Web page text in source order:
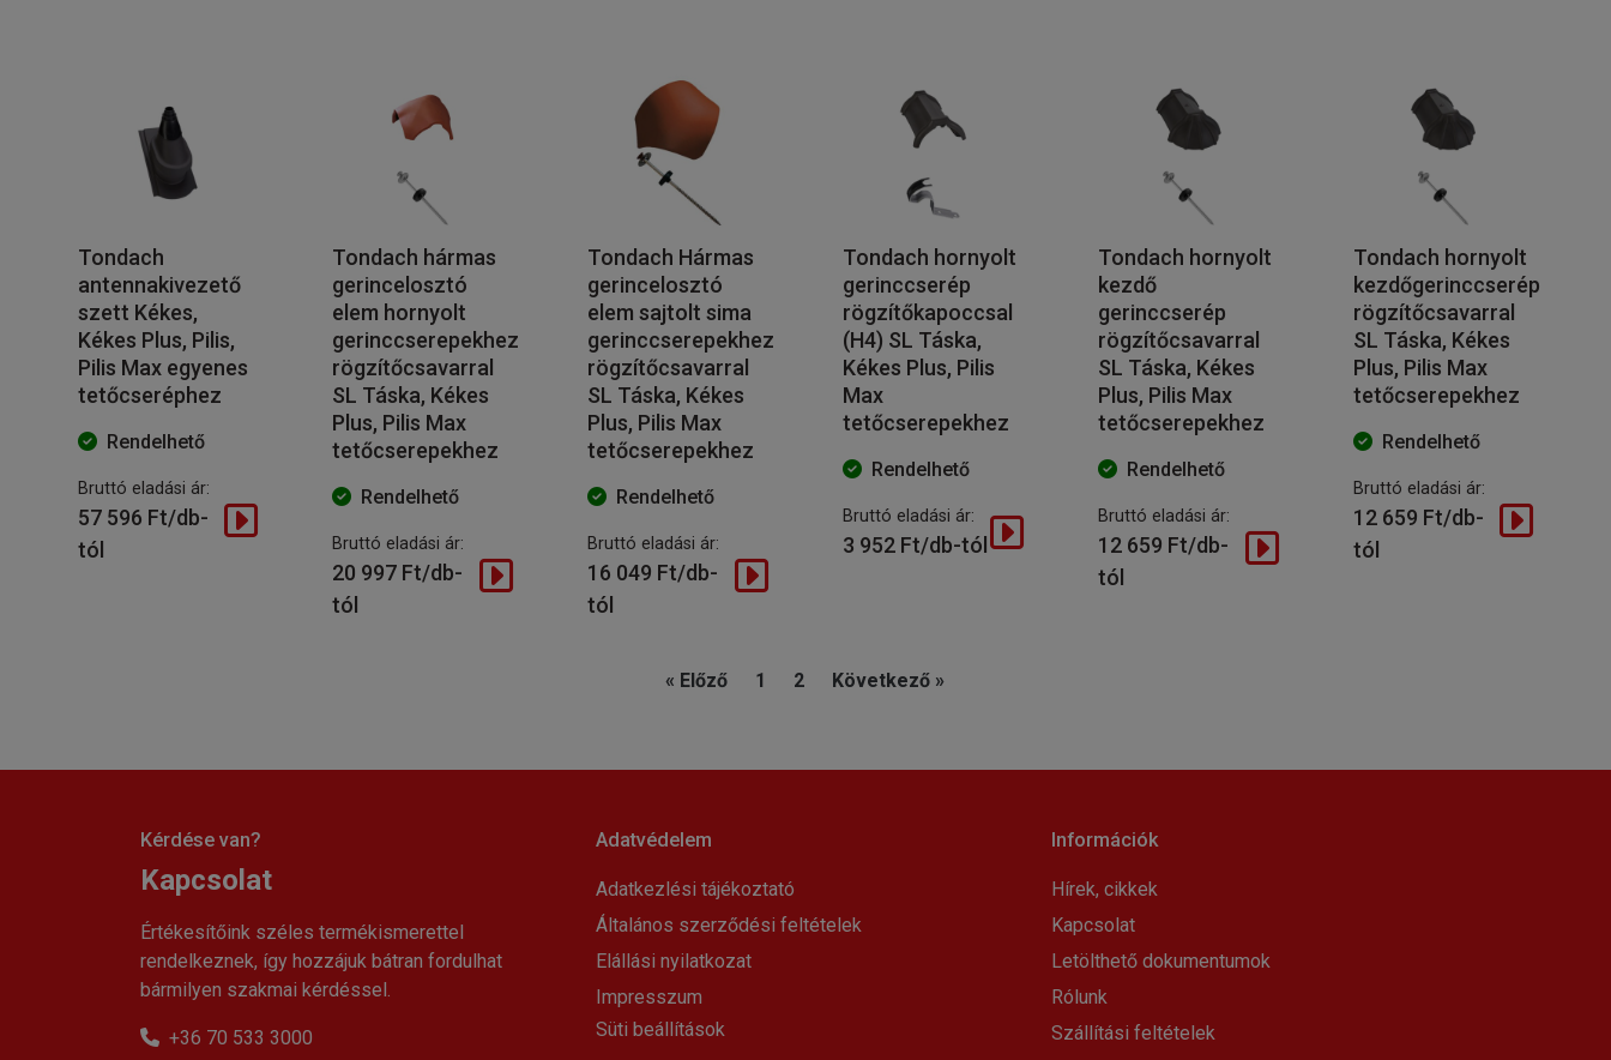
Tondach
antennakivezető
szett Kékes,
Kékes Plus, Pilis,
Pilis Max egyenes
tetőcseréphez
Rendelhető
Bruttó eladási ár:
57 596 Ft/db-
tól
Tondach hármas
gerincelosztó
elem hornyolt
gerinccserepekhez
rögzítőcsavarral
SL Táska, Kékes
Plus, Pilis Max
tetőcserepekhez
Rendelhető
Bruttó eladási ár:
20 997 Ft/db-
tól
Tondach Hármas
gerincelosztó
elem sajtolt sima
gerinccserepekhez
rögzítőcsavarral
SL Táska, Kékes
Plus, Pilis Max
tetőcserepekhez
Rendelhető
Bruttó eladási ár:
16 049 Ft/db-
tól
Tondach hornyolt
gerinccserép
rögzítőkapoccsal
(H4) SL Táska,
Kékes Plus, Pilis
Max
tetőcserepekhez
Rendelhető
Bruttó eladási ár:
3 952 Ft/db-tól
Tondach hornyolt
kezdő
gerinccserép
rögzítőcsavarral
SL Táska, Kékes
Plus, Pilis Max
tetőcserepekhez
Rendelhető
Bruttó eladási ár:
12 659 Ft/db-
tól
Tondach hornyolt
kezdőgerinccserép
rögzítőcsavarral
SL Táska, Kékes
Plus, Pilis Max
tetőcserepekhez
Rendelhető
Bruttó eladási ár:
12 659 Ft/db-
tól
« Előző 1 2 Következő »
Kérdése van?
Kapcsolat
Értékesítőink széles termékismerettel
rendelkeznek, így hozzájuk bátran fordulhat
bármilyen szakmai kérdéssel.
+36 70 533 3000
Adatvédelem
Adatkezlési tájékoztató
Általános szerződési feltételek
Elállási nyilatkozat
Impresszum
Süti beállítások
Információk
Hírek, cikkek
Kapcsolat
Letölthető dokumentumok
Rólunk
Szállítási feltételek